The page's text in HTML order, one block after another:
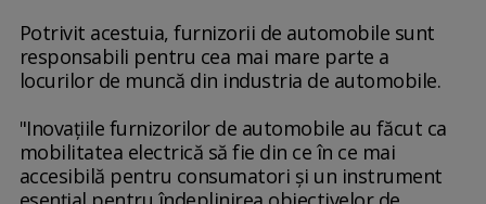
Potrivit acestuia, furnizorii de automobile sunt
responsabili pentru cea mai mare parte a
locurilor de muncă din industria de automobile.
"Inovaţiile furnizorilor de automobile au făcut ca
mobilitatea electrică să fie din ce în ce mai
accesibilă pentru consumatori şi un instrument